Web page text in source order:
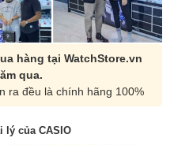
hàng tại WatchStore.vn
qua.
ra đều là chính hãng 100%
lý của CASIO